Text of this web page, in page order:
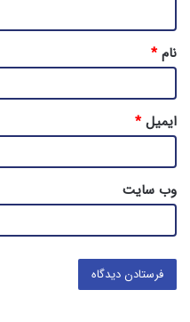
*
نام*
ایمیل*
وب‌ سایت